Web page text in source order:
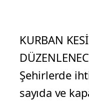
KURBAN
Şehirlerde
sayıda ve